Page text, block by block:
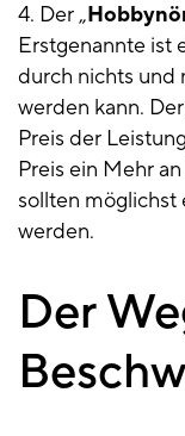
4. Der „
Erstgenannte ist
durch nichts und
werden kann.
Preis der
Preis ein Mehr
sollten möglichst
werden.
Der